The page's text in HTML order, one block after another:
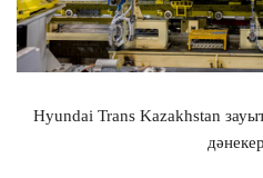
Hyundai Trans Kazakhstan